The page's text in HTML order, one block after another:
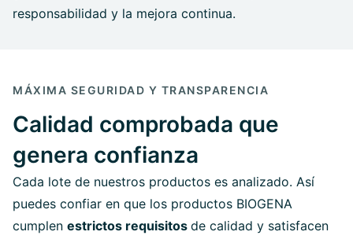
responsabilidad y la mejora continua.
MÁXIMA SEGURIDAD Y TRANSPARENCIA
Calidad comprobada que
genera confianza
Cada lote de nuestros productos es analizado. Así
puedes confiar en que los productos BIOGENA
cumplen estrictos requisitos de calidad y satisfacen